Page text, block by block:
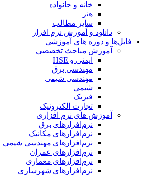
خانه و خانواده
هنر
سایر مطالب
دانلود و آموزش نرم افزار
فایل‌ها و دوره های آموزشی
آموزش مباحث تخصصی
ایمنی و HSE
مهندسی برق
مهندسی شیمی
شیمی
فیزیک
تجارت الکترونیک
آموزش های نرم افزاری
نرم‌افزارهای برق
نرم‌افزارهای مکانیک
نرم‌افزارهای مهندسی شیمی
نرم‌افزارهای عمران
نرم‌افزارهای معماری
نرم‌افزارهای شهرسازی